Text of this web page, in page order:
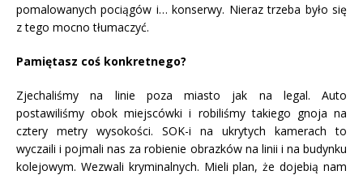
pomalowanych pociągów i… konserwy. Nieraz trzeba było się
z tego mocno tłumaczyć.
Pamiętasz coś konkretnego?
Zjechaliśmy na linie poza miasto jak na legal. Auto
postawiliśmy obok miejscówki i robiliśmy takiego gnoja na
cztery metry wysokości. SOK-i na ukrytych kamerach to
wyczaili i pojmali nas za robienie obrazków na linii i na budynku
kolejowym. Wezwali kryminalnych. Mieli plan, że dojebią nam